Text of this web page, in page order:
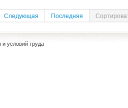
Следующая Последняя
и условий труда